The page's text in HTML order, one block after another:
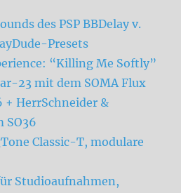
des PSP BBDelay v.
Presets
“Killing Me Softly”
23 mit dem SOMA Flux
+ HerrSchneider &
SO36
Classic-T, modulare
Studioaufnahmen,